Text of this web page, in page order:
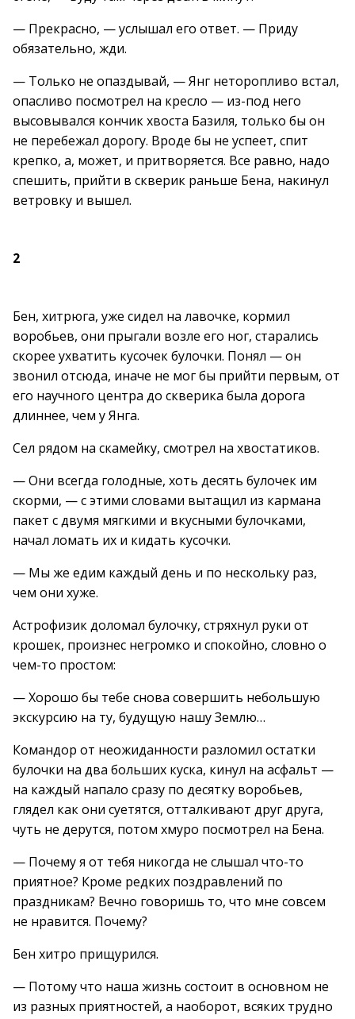
— Прекрасно, — услышал его ответ. — Приду
обязательно, жди.
— Только не опаздывай, — Янг неторопливо встал,
опасливо посмотрел на кресло — из-под него
высовывался кончик хвоста Базиля, только бы он
не перебежал дорогу. Вроде бы не успеет, спит
крепко, а, может, и притворяется. Все равно, надо
спешить, прийти в скверик раньше Бена, накинул
ветровку и вышел.
2
Бен, хитрюга, уже сидел на лавочке, кормил
воробьев, они прыгали возле его ног, старались
скорее ухватить кусочек булочки. Понял — он
звонил отсюда, иначе не мог бы прийти первым, от
его научного центра до скверика была дорога
длиннее, чем у Янга.
Сел рядом на скамейку, смотрел на хвостатиков.
— Они всегда голодные, хоть десять булочек им
скорми, — с этими словами вытащил из кармана
пакет с двумя мягкими и вкусными булочками,
начал ломать их и кидать кусочки.
— Мы же едим каждый день и по нескольку раз,
чем они хуже.
Астрофизик доломал булочку, стряхнул руки от
крошек, произнес негромко и спокойно, словно о
чем-то простом:
— Хорошо бы тебе снова совершить небольшую
экскурсию на ту, будущую нашу Землю…
Командор от неожиданности разломил остатки
булочки на два больших куска, кинул на асфальт —
на каждый напало сразу по десятку воробьев,
глядел как они суетятся, отталкивают друг друга,
чуть не дерутся, потом хмуро посмотрел на Бена.
— Почему я от тебя никогда не слышал что-то
приятное? Кроме редких поздравлений по
праздникам? Вечно говоришь то, что мне совсем
не нравится. Почему?
Бен хитро прищурился.
— Потому что наша жизнь состоит в основном не
из разных приятностей, а наоборот, всяких трудно